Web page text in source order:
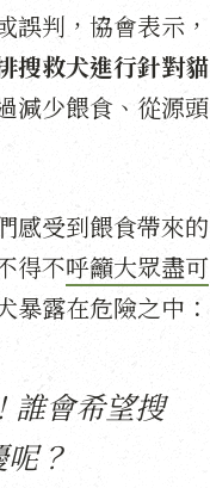
誤判，協會表示，
搜救犬進行針對貓
減少餵食、從源頭
感受到餵食帶來的
得不呼籲大眾盡可
暴露在危險之中：
誰會希望搜
？